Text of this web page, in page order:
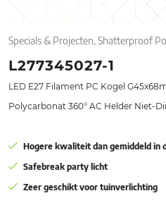
Specials & Projecten, Shatterproof
L277345027-1
LED E27 Filament PC Kogel
Polycarbonat 360° AC Helder Niet-
Hogere kwaliteit dan gemiddeld in
Safebreak party licht
Zeer geschikt voor tuinverlichting